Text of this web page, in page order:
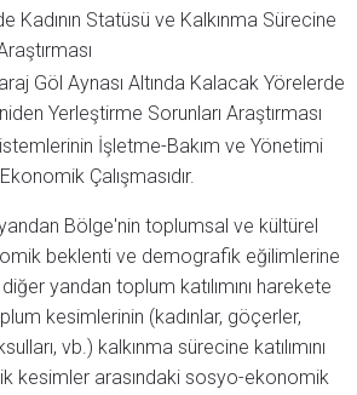
Kadının Statüsü ve Kalkınma Sürecine
Göl Aynası Altında Kalacak Yörelerde
Yerleştirme Sorunları Araştırması
İşletme-Bakım ve Yönetimi
Çalışmasıdır.
Bölge'nin toplumsal ve kültürel
beklenti ve demografik eğilimlerine
yandan toplum katılımını harekete
kesimlerinin (kadınlar, göçerler,
vb.) kalkınma sürecine katılımını
kesimler arasındaki sosyo-ekonomik